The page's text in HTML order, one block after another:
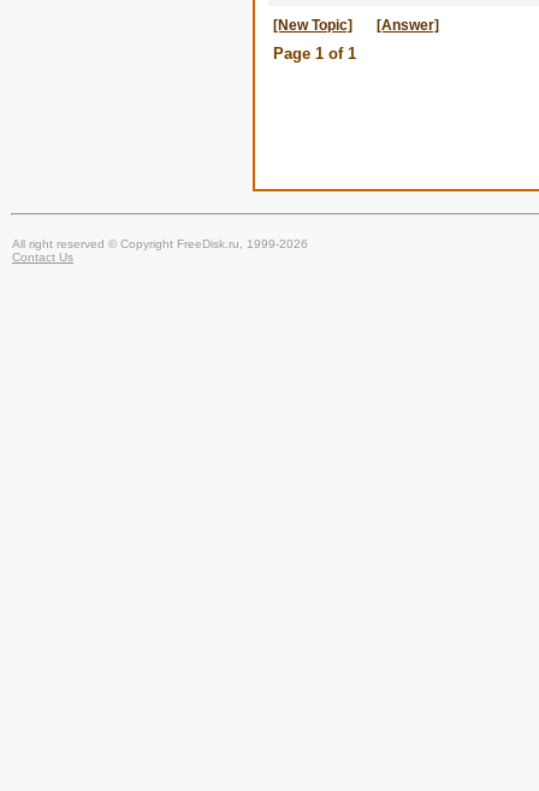
[New Topic] [Answer]
Page 1 of 1
All right reserved © Copyright FreeDisk.ru, 1999-2026
Contact Us